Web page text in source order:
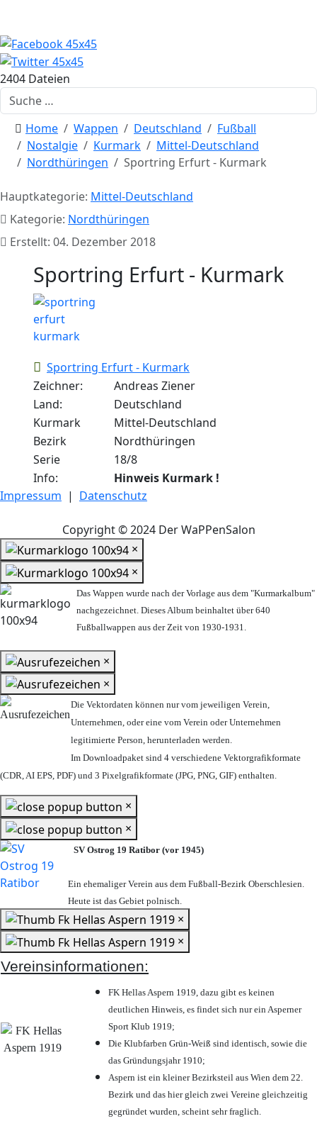
2404 Dateien
Suchen
Home Wappen Deutschland
Fußball
Nostalgie
Kurmark
Mittel-Deutschland
Nordthüringen
Sportring Erfurt - Kurmark
Hauptkategorie: Mittel-Deutschland
Kategorie: Nordthüringen
Erstellt: 04. Dezember 2018
Sportring Erfurt - Kurmark
Sportring Erfurt - Kurmark
Zeichner:
Andreas Ziener
Land:
Deutschland
Kurmark
Mittel-Deutschland
Bezirk
Nordthüringen
Serie
18/8
Info:
Hinweis Kurmark !
Impressum | Datenschutz
Copyright © 2024 Der WaPPenSalon
×
×
Das Wappen wurde nach der Vorlage aus dem "Kurmarkalbum"
nachgezeichnet. Dieses Album beinhaltet über 640
Fußballwappen aus der Zeit von 1930-1931.
×
×
Die Vektordaten können nur vom jeweiligen Verein,
Unternehmen, oder eine vom Verein oder Unternehmen
legitimierte Person, herunterladen werden.
Im Downloadpaket sind 4 verschiedene Vektorgrafikformate
(CDR, AI EPS, PDF) und 3 Pixelgrafikformate (JPG, PNG, GIF) enthalten.
×
×
SV Ostrog 19 Ratibor (vor 1945)
Ein ehemaliger Verein aus dem Fußball-Bezirk Oberschlesien.
Heute ist das Gebiet polnisch.
×
×
Vereinsinformationen:
FK Hellas Aspern 1919, dazu gibt es keinen
deutlichen Hinweis, es findet sich nur ein Asperner
Sport Klub 1919;
Die Klubfarben Grün-Weiß sind identisch, sowie die
das Gründungsjahr 1910;
Aspern ist ein kleiner Bezirksteil aus Wien dem 22.
Bezirk und das hier gleich zwei Vereine gleichzeitig
gegründet wurden, scheint sehr fraglich.